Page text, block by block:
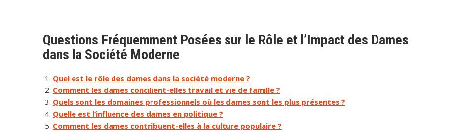
Questions Fréquemment Posées sur le Rôle et l’Impact des Dames
dans la Société Moderne
Quel est le rôle des dames dans la société moderne ?
Comment les dames concilient-elles travail et vie de famille ?
Quels sont les domaines professionnels où les dames sont les plus présentes ?
Quelle est l’influence des dames en politique ?
Comment les dames contribuent-elles à la culture populaire ?